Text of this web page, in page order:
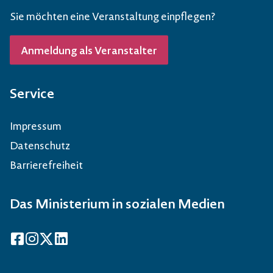
Sie möchten eine Veranstaltung einpflegen?
Anmeldung als Veranstalter
Service
Impressum
Datenschutz
Barrierefreiheit
Das Ministerium in sozialen Medien